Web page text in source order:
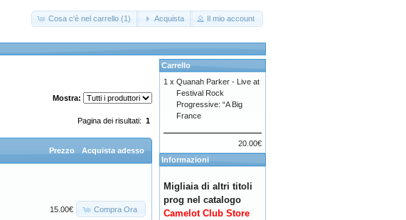
Cosa c'è nel carrello (1) Acquista Il mio account
Mostra:
Pagina dei risultati: 1
Prezzo Acquista adesso
15.00€ Compra Ora
Carrello
1 x Quanah Parker - Live at
Festival Rock
Progressive: “A Big
France
20.00€
Informazioni
Migliaia di altri titoli
prog nel catalogo
Camelot Club Store